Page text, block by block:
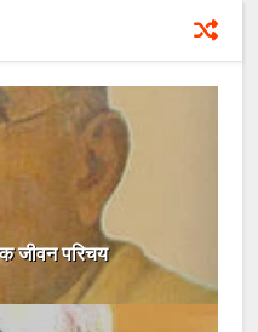
जीवन परिचय